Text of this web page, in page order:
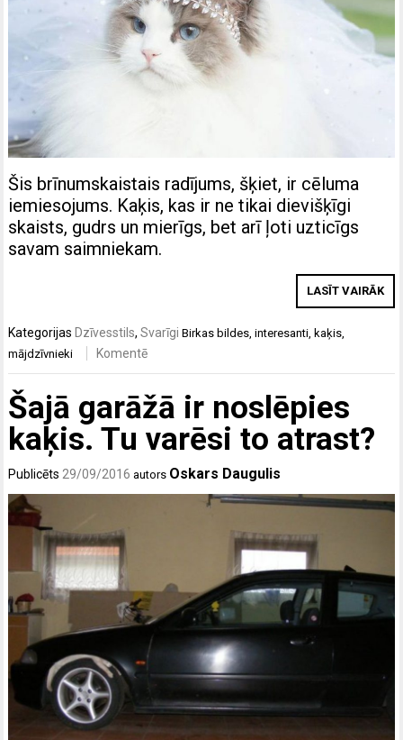
Šis brīnumskaistais radījums, šķiet, ir cēluma
iemiesojums. Kaķis, kas ir ne tikai dievišķīgi
skaists, gudrs un mierīgs, bet arī ļoti uzticīgs
savam saimniekam.
LASĪT VAIRĀK
Kategorijas Dzīvesstils,Svarīgi Birkas bildes,interesanti, kaķis,
mājdzīvnieki
Komentē
Šajā garāžā ir noslēpies
kaķis. Tu varēsi to atrast?
Publicēts 29/09/2016 autors Oskars Daugulis